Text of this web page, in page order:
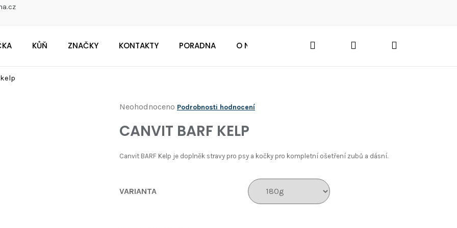
KŮŇ ZNAČKY KONTAKTY PORADNA O NÁS Hledat PřihlášeníNákupní
Průměrné
produktu
5
Neohodnoceno Podrobnosti hodnocení
CANVIT BARF KELP
Canvit BARF Kelp je doplněk stravy pro psy a kočky pro kompletní ošetření zubů a dásní.
VARIANTA
CO POTŘEBUJETE NAJÍT?